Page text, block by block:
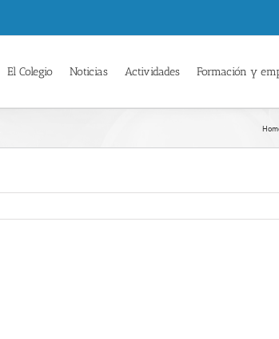
El Colegio Noticias Actividades Formación y